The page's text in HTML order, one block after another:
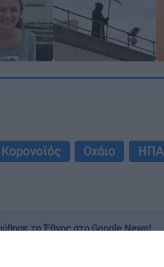
Κορονοϊός Οχάιο ΗΠΑ
το Έθνος στο Google News!